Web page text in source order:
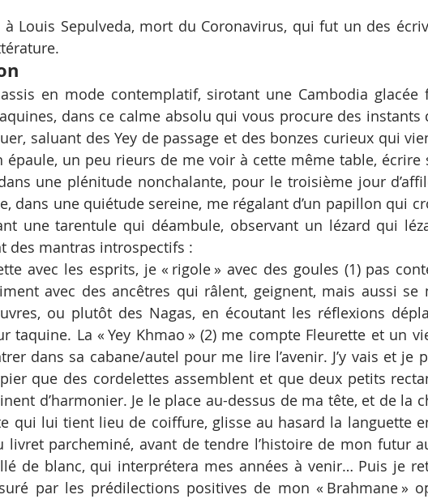
dans ce calme absolu qui vous procure des instants
saluant des Yey de passage et des bonzes curieux qui
épaule, un peu rieurs de me voir à cette même table, écrire
une plénitude nonchalante, pour le troisième jour
dans une quiétude sereine, me régalant d’un papillon qui
une tarentule qui déambule, observant un lézard qui
des mantras introspectifs :
avec les esprits, je « rigole » avec des goules (1) pas
avec des ancêtres qui râlent, geignent, mais aussi se
ou plutôt des Nagas, en écoutant les réflexions
taquine. La « Yey Khmao » (2) me compte Fleurette et un
dans sa cabane/autel pour me lire l’avenir. J’y vais et je
que des cordelettes assemblent et que deux petits
d’harmonier. Je le place au-dessus de ma tête, et de la
qui lui tient lieu de coiffure, glisse au hasard la languette
parcheminé, avant de tendre l’histoire de mon futur
de blanc, qui interprétera mes années à venir… Puis je
par les prédilections positives de mon « Brahmane »